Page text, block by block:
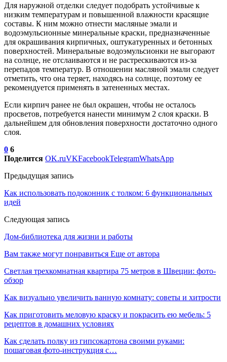
Для наружной отделки следует подобрать устойчивые к
низким температурам и повышенной влажности красящие
составы. К ним можно отнести масляные эмали и
водоэмульсионные минеральные краски, предназначенные
для окрашивания кирпичных, оштукатуренных и бетонных
поверхностей. Минеральные водоэмульсионки не выгорают
на солнце, не отслаиваются и не растрескиваются из-за
перепадов температур. В отношении масляной эмали следует
отметить, что она теряет, находясь на солнце, поэтому ее
рекомендуется применять в затененных местах.
Если кирпич ранее не был окрашен, чтобы не осталось
просветов, потребуется нанести минимум 2 слоя краски. В
дальнейшем для обновления поверхности достаточно одного
слоя.
0 6
Поделится OK.ruVKFacebookTelegramWhatsApp
Предыдущая запись
Как использовать подоконник с толком: 6 функциональных
идей
Следующая запись
Дом-библиотека для жизни и работы
Вам также могут понравиться Еще от автора
Светлая трехкомнатная квартира 75 метров в Швеции: фото-
обзор
Как визуально увеличить ванную комнату: советы и хитрости
Как приготовить меловую краску и покрасить ею мебель: 5
рецептов в домашних условиях
Как сделать полку из гипсокартона своими руками:
пошаговая фото-инструкция с…